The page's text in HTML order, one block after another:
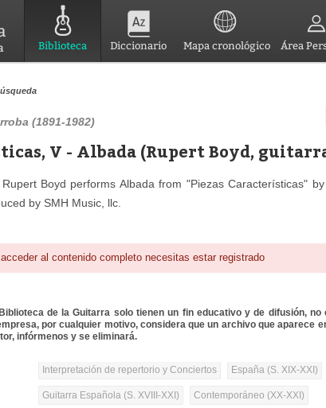
Biblioteca Diccionario Mapa cronológico Área
(1891-1982)
V - Albada (Rupert Boyd,
Boyd performs Albada from "Piezas Características"
by SMH Music, llc.
acceder al contenido completo necesitas estar registrado
de la Guitarra solo tienen un fin educativo y de difusión, no
por cualquier motivo, considera que un archivo que aparece
infórmenos y se eliminará.
Interpretación de repertorio y Conciertos España (S. XIX-XXI)
Guitarra Española (S. XVIII-XXI) Contemporáneo (XX-XXI)